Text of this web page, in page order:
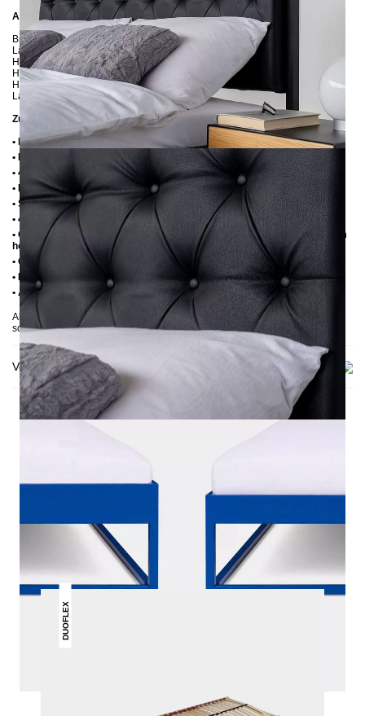
Abmessungen
Breite: 146 cm
Länge: 206 cm / 216 cm / 226 cm
Höhe: 113 cm
Höhe bis zur Rahmenunterkante: 25 cm
Höhe bis zur Rahmenoberkante: 35 cm / 39 cm
Lattenrostabsenkung: 10 cm oder 14 cm
Zusätzliche Informationen
• Handmade
• Metall: Pulverbeschichtet
• 4 cm breite Mitteltraverse mit Stützfuß
• Fußstopfen aus Kunststoff
• Seitenablagen für Lattenrost 2,8 cm
• 4 cm breite Mitteltraverse mit Stützfuß
• Ohne Lattenrost (wir empfehlen bei Einlegetiefe von 10 cm max. 6-7 cm
hohe Lattenroste, damit die Matratze 3-4 cm in den Rahmen einsinkt)
• Ohne Matratze
• Lieferzustand: Zerlegt (in 3 Kartons)
• Andere RAL-Farben auf Anfrage möglich
Abgebildet: 160x200, Einlegetiefe 10 cm, Metall: Schwarz, Stoff: Kunstleder
schwarz
Versand & Lieferung
DAS KÖNNTE DIR AUCH
GEFALLEN
DUOFLEX